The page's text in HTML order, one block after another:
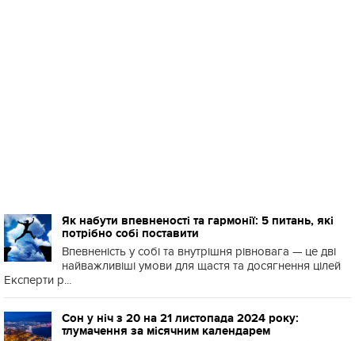
Як набути впевненості та гармонії: 5 питань, які
потрібно собі поставити
Впевненість у собі та внутрішня рівновага — це дві
найважливіші умови для щастя та досягнення цілей
Експерти р...
Сон у ніч з 20 на 21 листопада 2024 року:
тлумачення за місячним календарем